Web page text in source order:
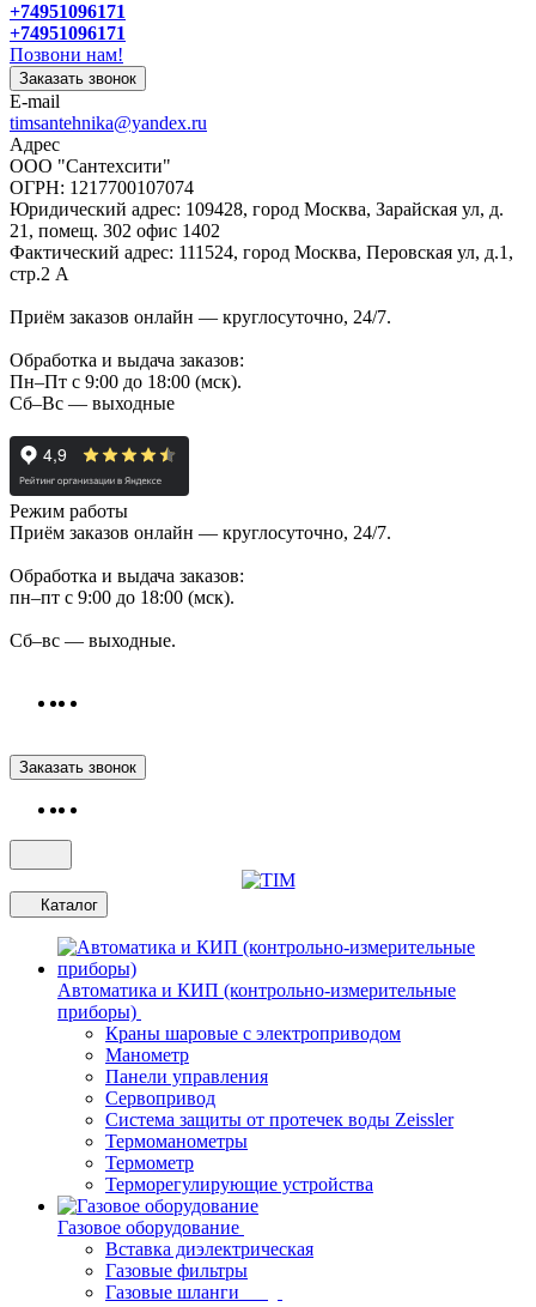
+74951096171
+74951096171
Позвони нам!
Заказать звонок
E-mail
timsantehnika@yandex.ru
Адрес
ООО "Сантехсити"
ОГРН: 1217700107074
Юридический адрес: 109428, город Москва, Зарайская ул, д.
21, помещ. 302 офис 1402
Фактический адрес: 111524, город Москва, Перовская ул, д.1,
стр.2 А
Приём заказов онлайн — круглосуточно, 24/7.
Обработка и выдача заказов:
Пн–Пт с 9:00 до 18:00 (мск).
Сб–Вс — выходные
Режим работы
Приём заказов онлайн — круглосуточно, 24/7.
Обработка и выдача заказов:
пн–пт с 9:00 до 18:00 (мск).
Сб–вс — выходные.
Заказать звонок
Каталог
Автоматика и КИП (контрольно-измерительные
приборы)
Краны шаровые с электроприводом
Манометр
Панели управления
Сервопривод
Система защиты от протечек воды Zeissler
Термоманометры
Термометр
Терморегулирующие устройства
Газовое оборудование
Вставка диэлектрическая
Газовые фильтры
Газовые шланги